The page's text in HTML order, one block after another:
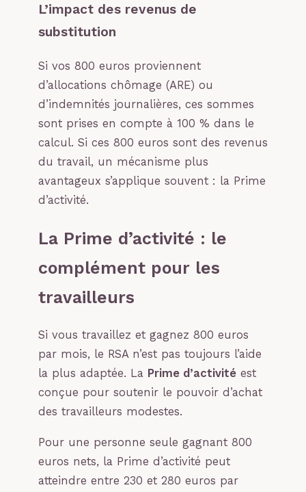
L’impact des revenus de
substitution
Si vos 800 euros proviennent
d’allocations chômage (ARE) ou
d’indemnités journalières, ces sommes
sont prises en compte à 100 % dans le
calcul. Si ces 800 euros sont des revenus
du travail, un mécanisme plus
avantageux s’applique souvent : la Prime
d’activité.
La Prime d’activité : le
complément pour les
travailleurs
Si vous travaillez et gagnez 800 euros
par mois, le RSA n’est pas toujours l’aide
la plus adaptée. La Prime d’activité est
conçue pour soutenir le pouvoir d’achat
des travailleurs modestes.
Pour une personne seule gagnant 800
euros nets, la Prime d’activité peut
atteindre entre 230 et 280 euros par